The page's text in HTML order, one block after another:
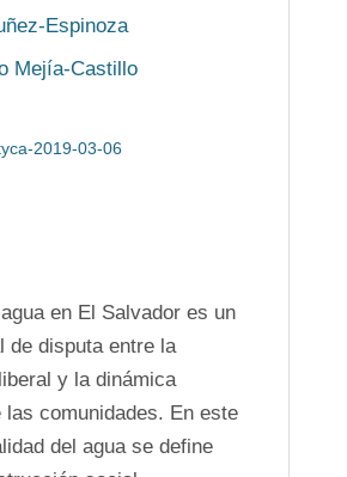
Espinoza
Mejía-Castillo
2019-03-06
en El Salvador es un
de disputa entre la
y la dinámica
las comunidades. En este
del agua se define